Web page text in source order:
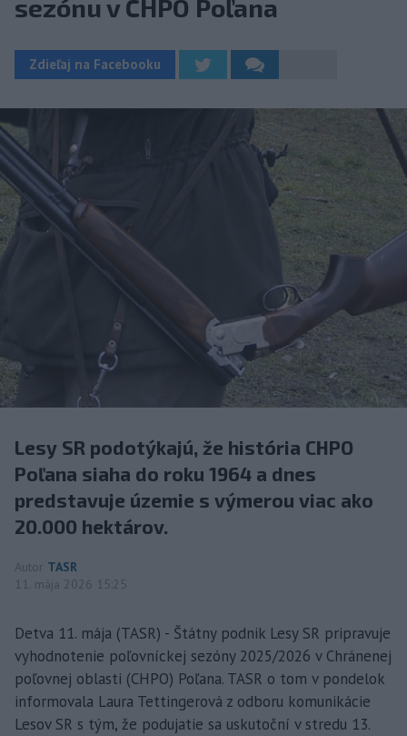
sezónu v CHPO Poľana
Zdieľaj na Facebooku
Lesy SR podotýkajú, že história CHPO
Poľana siaha do roku 1964 a dnes
predstavuje územie s výmerou viac ako
20.000 hektárov.
Autor TASR
11. mája 2026 15:25
Detva 11. mája (TASR) - Štátny podnik Lesy SR pripravuje
vyhodnotenie poľovníckej sezóny 2025/2026 v Chránenej
poľovnej oblasti (CHPO) Poľana. TASR o tom v pondelok
informovala Laura Tettingerová z odboru komunikácie
Lesov SR s tým, že podujatie sa uskutoční v stredu 13.